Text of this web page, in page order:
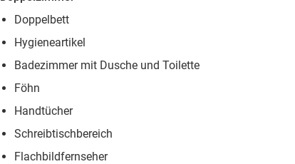
Doppelbett
Hygieneartikel
Badezimmer mit Dusche und Toilette
Föhn
Handtücher
Schreibtischbereich
Flachbildfernseher